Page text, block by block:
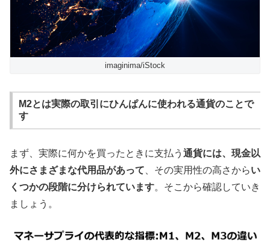
imaginima/iStock
M2とは実際の取引にひんぱんに使われる通貨のことで
す
まず、実際に何かを買ったときに支払う 通貨には、現金以
外にさまざまな代用品があって 、その実用性の高さからい
くつかの段階に分けられています。そこから確認していき
ましょう。